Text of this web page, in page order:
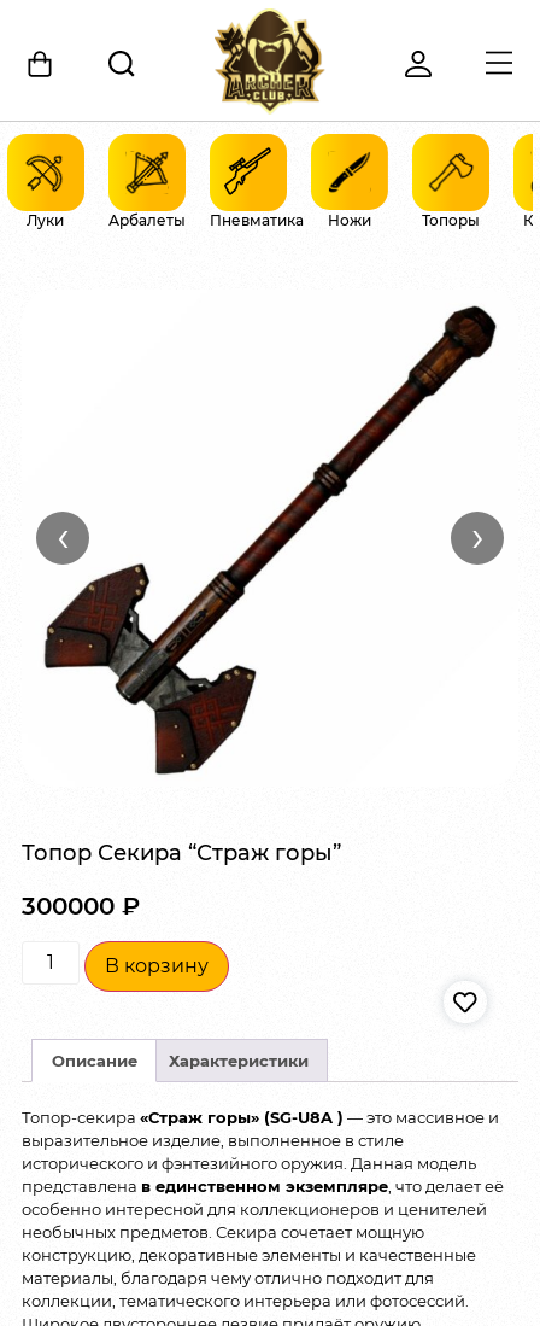
Луки Арбалеты Пневматика Ножи Топоры
‹ ›
Топор Секира “Страж горы”
300000 ₽
В корзину
Описание Характеристики
Топор-секира «Страж горы» (SG-U8A ) — это массивное и
выразительное изделие, выполненное в стиле
исторического и фэнтезийного оружия. Данная модель
представлена в единственном экземпляре , что делает её
особенно интересной для коллекционеров и ценителей
необычных предметов. Секира сочетает мощную
конструкцию, декоративные элементы и качественные
материалы, благодаря чему отлично подходит для
коллекции, тематического интерьера или фотосессий.